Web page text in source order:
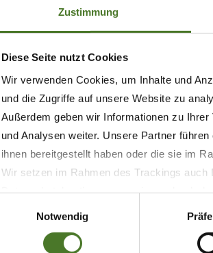
Zustimmung
Diese Seite nutzt Cookies
Wir verwenden Cookies, um Inhalte und
und die Zugriffe auf unsere Website zu
Außerdem geben wir Informationen zu
und Analysen weiter. Unsere Partner
ihnen bereitgestellt haben oder die sie im
Wir setzen im Rahmen des Trackings
Datenschutzbestimmungen ein, wodurch
Daten bestehen kann.
Impressum
Notwendig